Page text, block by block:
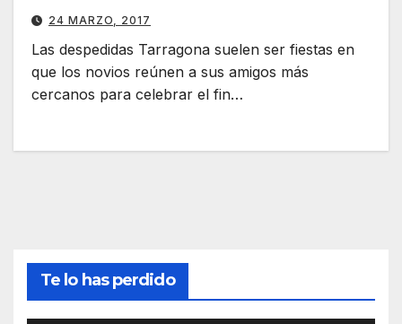
24 MARZO, 2017
Las despedidas Tarragona suelen ser fiestas en
que los novios reúnen a sus amigos más
cercanos para celebrar el fin…
Te lo has perdido